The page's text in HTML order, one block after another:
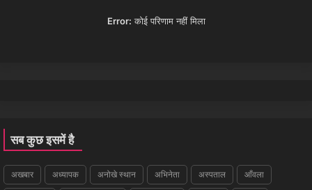
Error: कोई परिणाम नहीं मिला
सब कुछ इसमें है
अखबार अध्यापक अनोखे स्थान अभिनेता अस्पताल आँवला